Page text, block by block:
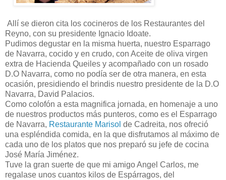
Allí se dieron cita los cocineros de los Restaurantes del
Reyno, con su presidente Ignacio Idoate.
Pudimos degustar en la misma huerta, nuestro Esparrago
de Navarra, cocido y en crudo, con Aceite de oliva virgen
extra de Hacienda Queiles y acompañado con un rosado
D.O Navarra, como no podía ser de otra manera, en esta
ocasión, presidiendo el brindis nuestro presidente de la D.O
Navarra, David Palacios.
Como colofón a esta magnifica jornada, en homenaje a uno
de nuestros productos más punteros, como es el Esparrago
de Navarra, Restaurante Marisol de Cadreita, nos ofreció
una espléndida comida, en la que disfrutamos al máximo de
cada uno de los platos que nos preparó su jefe de cocina
José María Jiménez.
Tuve la gran suerte de que mi amigo Angel Carlos, me
regalase unos cuantos kilos de Espárragos, del